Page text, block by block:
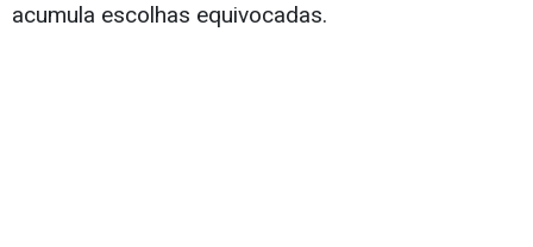
acumula escolhas equivocadas.